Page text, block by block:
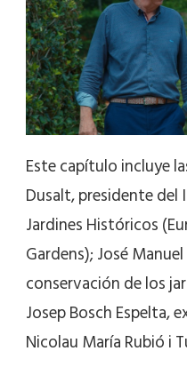
Este capítulo incluye
Dusalt, presidente del
Jardines Históricos
Gardens); José
conservación de los
Josep Bosch Espelta,
Nicolau María Rubió i